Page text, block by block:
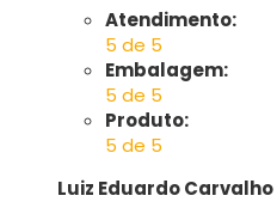
Atendimento:
5 de 5
Embalagem:
5 de 5
Produto:
5 de 5
Luiz Eduardo Carvalho